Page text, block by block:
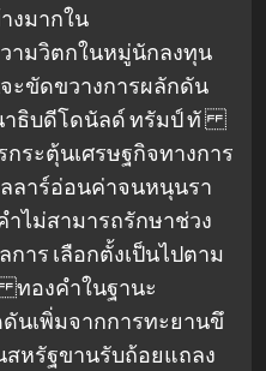
งมากใน
ามวิตกในหมู่นักลงทุน
ะขัดขวางการผลักดัน
าธิบดีโดนัลด์ ทรัมป์ ทั
ระตุ้นเศรษฐกิจทางการ
ลาร์อ่อนค่าจนหนุนรา
าไม่สามารถรักษาช่วง
าร เลือกตั้งเป็นไปตาม
องคําในฐานะ
นเพิ่มจากการทะยานขึ
หรัฐขานรับถ้อยแถลง